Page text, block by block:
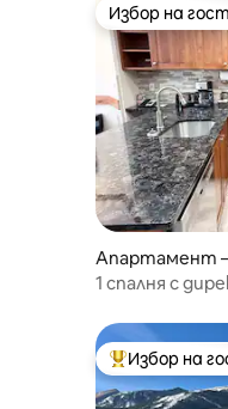
Избор на
Избор на
Апартамент
1 спалня с
Най-Избор на